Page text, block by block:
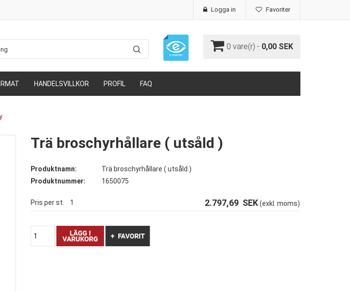
Favoriter
Logga in
0 vare(r) - 0,00 SEK
HANDELSVILLKOR PROFIL FAQ
Trä broschyrhållare ( utsåld )
Produktnamn:
Trä broschyrhållare ( utsåld )
Produktnummer:
1650075
Pris per st. 1 2.797,69SEK(exkl. moms)